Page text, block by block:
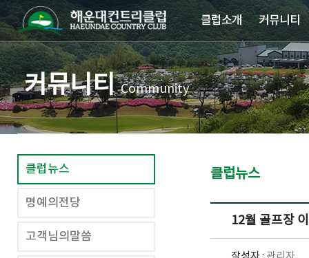
클럽소개 커뮤니티
커뮤니티Community
클럽뉴스
명예의전당
고객님의말씀
클럽뉴스
12월 골프장